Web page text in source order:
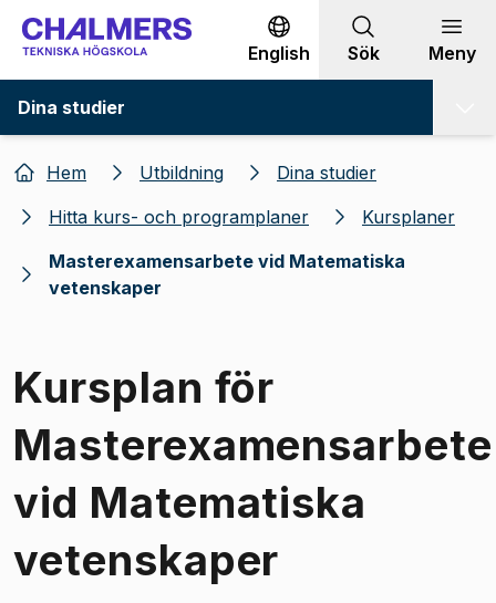
Gå till innehållet
English Sök Meny
Dina studier
Hem Utbildning
Dina studier
Hitta kurs- och programplaner
Kursplaner
Masterexamensarbete vid Matematiska
vetenskaper
Kursplan för
Masterexamensarbete
vid Matematiska
vetenskaper